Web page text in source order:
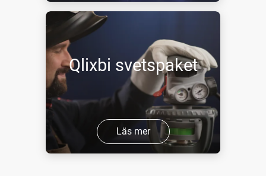
Qlixbi svetspaket
Läs mer